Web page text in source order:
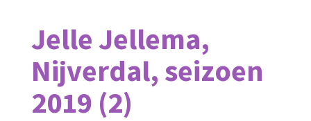
Jelle Jellema,
Nijverdal, seizoen
2019 (2)